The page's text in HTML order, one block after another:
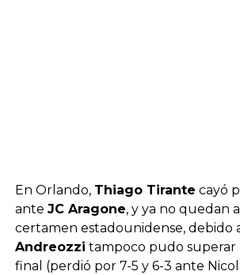
En Orlando, Thiago Tirante cayó
ante JC Aragone, y ya no quedan
certamen estadounidense, debido
Andreozzi tampoco pudo superar
final (perdió por 7-5 y 6-3 ante